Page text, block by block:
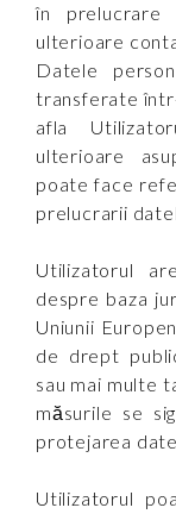
în prelucrare
ulterioare
Datele
transferate
afla
ulterioare
poate face
prelucrarii
Utilizatorul
despre baza
Uniunii
de drept
sau mai multe
măsurile se
protejarea
Utilizatorul